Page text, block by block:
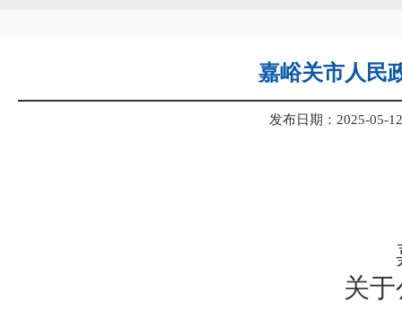
嘉峪关市人民
发布日期：2025-05-
关